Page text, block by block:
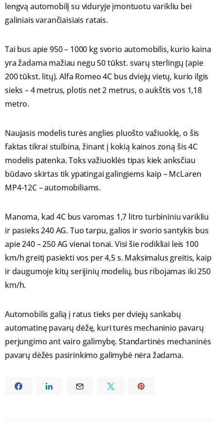
lengvą automobilį su viduryje įmontuotu varikliu bei
galiniais varančiaisiais ratais.
Tai bus apie 950 – 1000 kg svorio automobilis, kurio kaina
yra žadama mažiau negu 50 tūkst. svarų sterlingų (apie
200 tūkst. litų). Alfa Romeo 4C bus dviejų vietų, kurio ilgis
sieks – 4 metrus, plotis net 2 metrus, o aukštis vos 1,18
metro.
Naujasis modelis turės anglies pluošto važiuoklę, o šis
faktas tikrai stulbina, žinant į kokią kainos zoną šis 4C
modelis patenka. Toks važiuoklės tipas kiek anksčiau
būdavo skirtas tik ypatingai galingiems kaip – McLaren
MP4-12C – automobiliams.
Manoma, kad 4C bus varomas 1,7 litro turbininiu varikliu
ir pasieks 240 AG. Tuo tarpu, galios ir svorio santykis bus
apie 240 – 250 AG vienai tonai. Visi šie rodikliai leis 100
km/h greitį pasiekti vos per 4,5 s. Maksimalus greitis, kaip
ir daugumoje kitų serijinių modelių, bus ribojamas iki 250
km/h.
Automobilis galią į ratus tieks per dviejų sankabų
automatinę pavarų dėžę, kuri turės mechaninio pavarų
perjungimo ant vairo galimybę. Standartinės mechaninės
pavarų dėžės pasirinkimo galimybė nėra žadama.